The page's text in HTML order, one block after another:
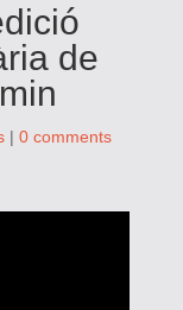
de
| 0 comments